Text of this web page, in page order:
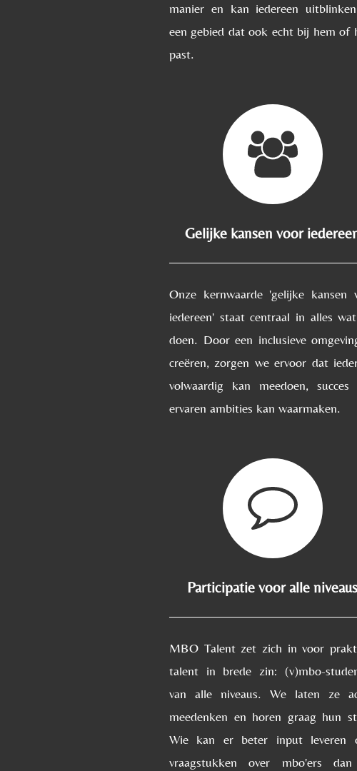
manier en kan iedereen
een gebied dat ook echt bij hem of
past.
Gelijke kansen voor
Onze kernwaarde 'gelijke kansen
iedereen' staat centraal in alles
doen. Door een inclusieve
creëren, zorgen we ervoor dat
volwaardig kan meedoen, succes
ervaren ambities kan waarmaken.
Participatie voor alle niveaus
MBO Talent zet zich in voor
talent in brede zin: (v)mbo-
van alle niveaus. We laten ze
meedenken en horen graag hun
Wie kan er beter input leveren
vraagstukken over mbo'ers